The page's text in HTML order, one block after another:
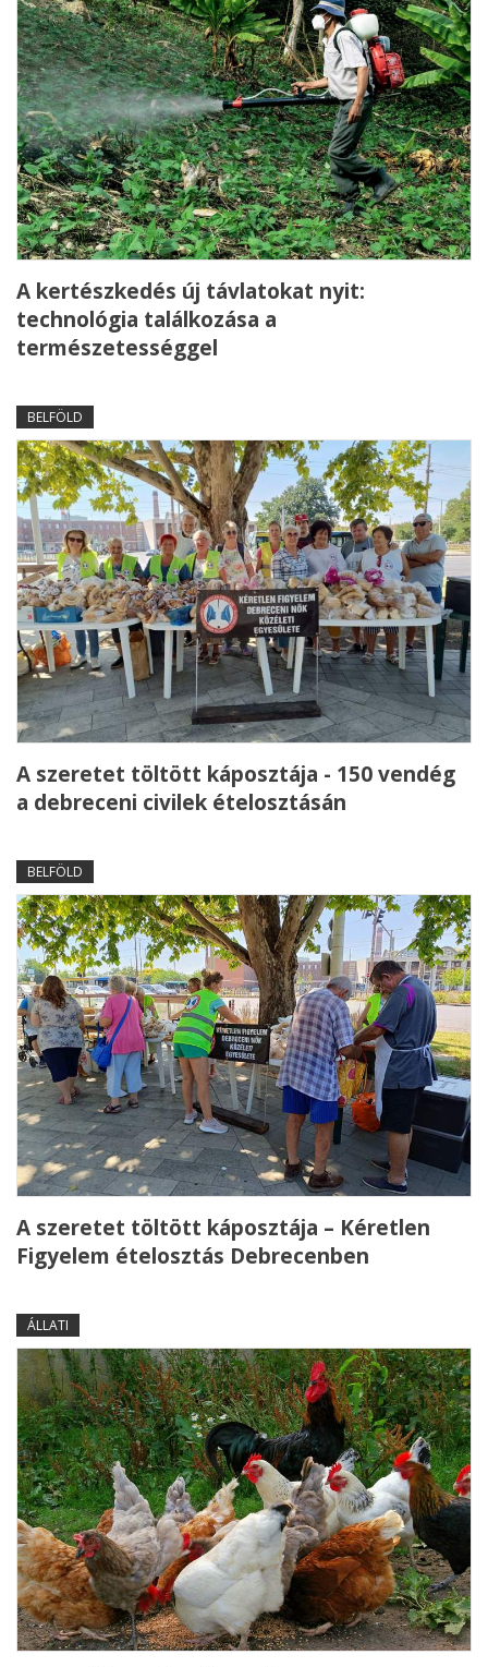
A kertészkedés új távlatokat nyit:
technológia találkozása a
természetességgel
BELFÖLD
A szeretet töltött káposztája - 150 vendég
a debreceni civilek ételosztásán
BELFÖLD
A szeretet töltött káposztája – Kéretlen
Figyelem ételosztás Debrecenben
ÁLLATI